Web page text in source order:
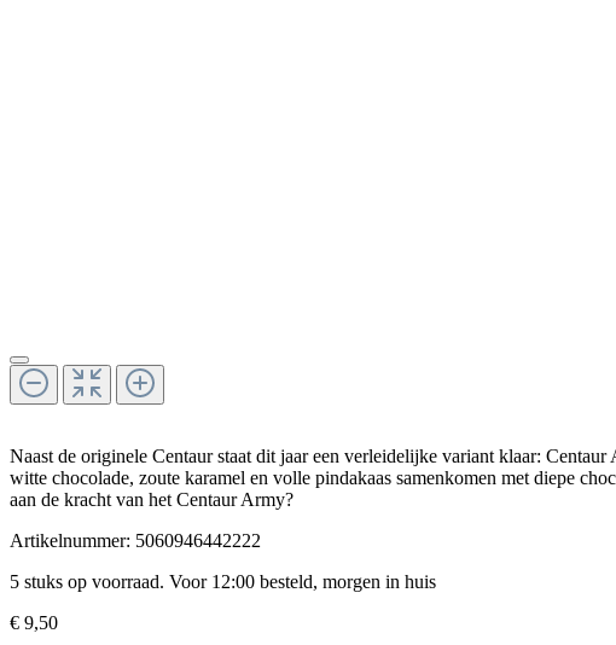
Naast de originele Centaur staat dit jaar een verleidelijke variant klaar:
witte chocolade, zoute karamel en volle pindakaas samenkomen met diepe
aan de kracht van het Centaur Army?
Artikelnummer: 5060946442222
5 stuks op voorraad. Voor 12:00 besteld, morgen in huis
€ 9,50